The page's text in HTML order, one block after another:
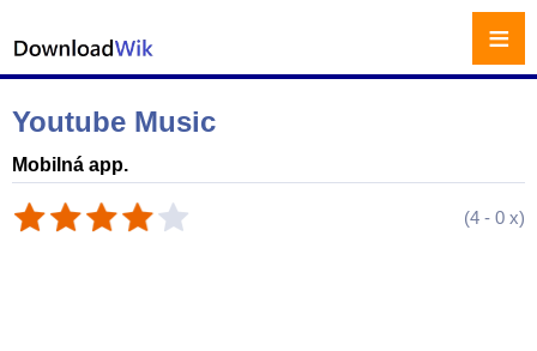
Youtube Music
Mobilná app.
(4 - 0 x)
≡